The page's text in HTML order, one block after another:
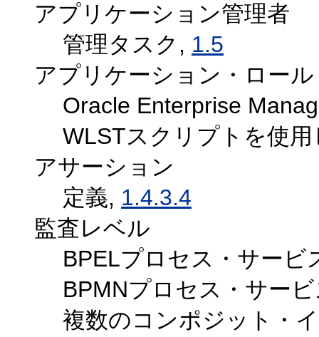
アプリケーション管理者
管理タスク, 1.5
アプリケーション・ロール
Oracle Enterprise
WLSTスクリプトを使
アサーション
定義, 1.4.3.4
監査レベル
BPELプロセス・サー
BPMNプロセス・サー
複数のコンポジット・